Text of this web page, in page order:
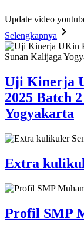
Update video
Selengkapnya
Uji Kinerja
2025 Batch
Yogyakarta
Extra
Profil SMP